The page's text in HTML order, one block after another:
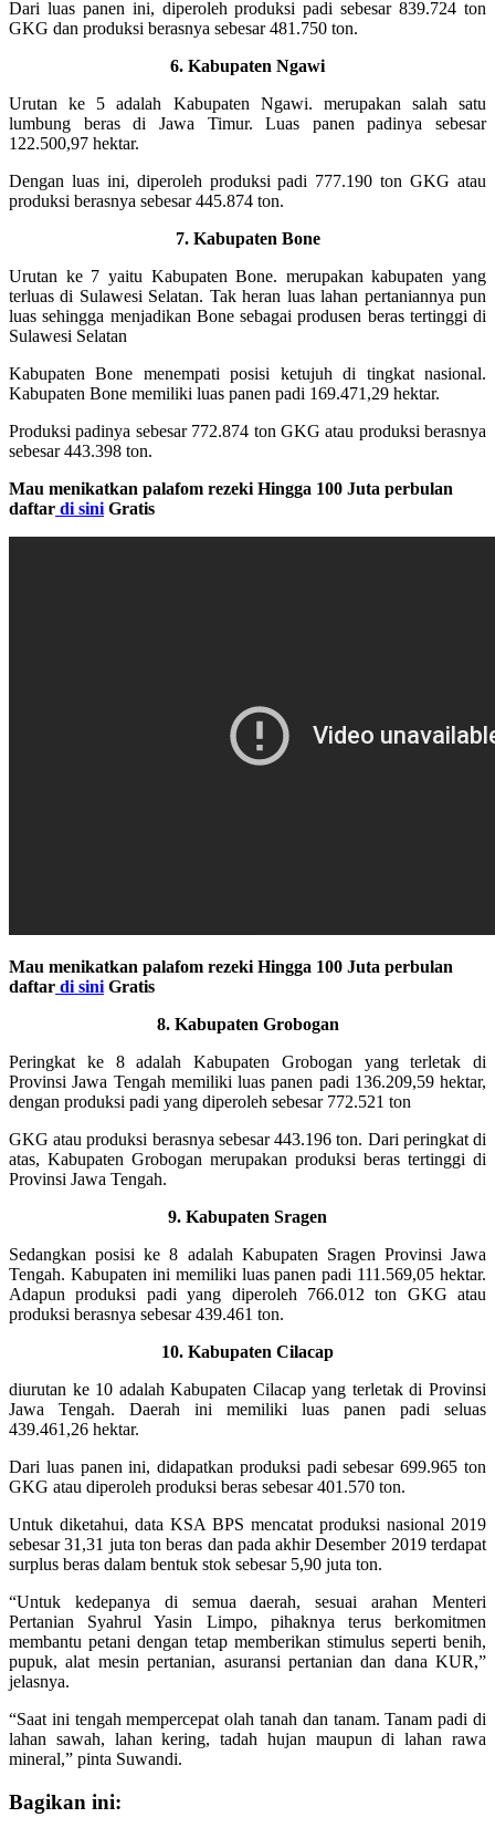
Dari luas panen ini, diperoleh produksi padi sebesar 839.724 ton
GKG dan produksi berasnya sebesar 481.750 ton.
6. Kabupaten Ngawi
Urutan ke 5 adalah Kabupaten Ngawi. merupakan salah satu
lumbung beras di Jawa Timur. Luas panen padinya sebesar
122.500,97 hektar.
Dengan luas ini, diperoleh produksi padi 777.190 ton GKG atau
produksi berasnya sebesar 445.874 ton.
7. Kabupaten Bone
Urutan ke 7 yaitu Kabupaten Bone. merupakan kabupaten yang
terluas di Sulawesi Selatan. Tak heran luas lahan pertaniannya pun
luas sehingga menjadikan Bone sebagai produsen beras tertinggi di
Sulawesi Selatan
Kabupaten Bone menempati posisi ketujuh di tingkat nasional.
Kabupaten Bone memiliki luas panen padi 169.471,29 hektar.
Produksi padinya sebesar 772.874 ton GKG atau produksi berasnya
sebesar 443.398 ton.
Mau menikatkan palafom rezeki Hingga 100 Juta perbulan
daftar di sini Gratis
Mau menikatkan palafom rezeki Hingga 100 Juta perbulan
daftar di sini Gratis
8. Kabupaten Grobogan
Peringkat ke 8 adalah Kabupaten Grobogan yang terletak di
Provinsi Jawa Tengah memiliki luas panen padi 136.209,59 hektar,
dengan produksi padi yang diperoleh sebesar 772.521 ton
GKG atau produksi berasnya sebesar 443.196 ton. Dari peringkat di
atas, Kabupaten Grobogan merupakan produksi beras tertinggi di
Provinsi Jawa Tengah.
9. Kabupaten Sragen
Sedangkan posisi ke 8 adalah Kabupaten Sragen Provinsi Jawa
Tengah. Kabupaten ini memiliki luas panen padi 111.569,05 hektar.
Adapun produksi padi yang diperoleh 766.012 ton GKG atau
produksi berasnya sebesar 439.461 ton.
10. Kabupaten Cilacap
diurutan ke 10 adalah Kabupaten Cilacap yang terletak di Provinsi
Jawa Tengah. Daerah ini memiliki luas panen padi seluas
439.461,26 hektar.
Dari luas panen ini, didapatkan produksi padi sebesar 699.965 ton
GKG atau diperoleh produksi beras sebesar 401.570 ton.
Untuk diketahui, data KSA BPS mencatat produksi nasional 2019
sebesar 31,31 juta ton beras dan pada akhir Desember 2019 terdapat
surplus beras dalam bentuk stok sebesar 5,90 juta ton.
“Untuk kedepanya di semua daerah, sesuai arahan Menteri
Pertanian Syahrul Yasin Limpo, pihaknya terus berkomitmen
membantu petani dengan tetap memberikan stimulus seperti benih,
pupuk, alat mesin pertanian, asuransi pertanian dan dana KUR,”
jelasnya.
“Saat ini tengah mempercepat olah tanah dan tanam. Tanam padi di
lahan sawah, lahan kering, tadah hujan maupun di lahan rawa
mineral,” pinta Suwandi.
Bagikan ini: